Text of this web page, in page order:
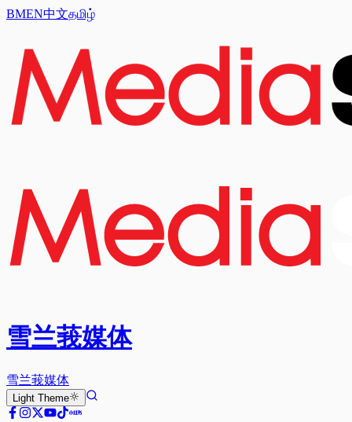
BMEN中文தமிழ்
雪兰莪媒体
雪兰莪媒体
Light Theme